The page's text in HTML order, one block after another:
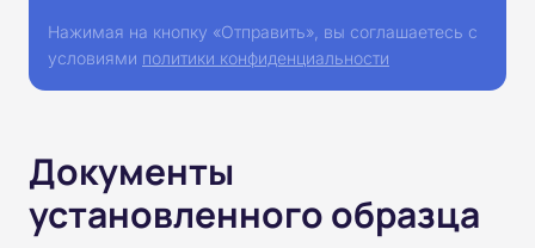
Нажимая на кнопку «Отправить», вы соглашаетесь с
условиями политики конфиденциальности
Документы
установленного образца